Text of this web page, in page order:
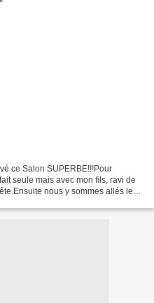
ce Salon SUPERBE!!!Pour
seule mais avec mon fils, ravi de
nous y sommes allés le